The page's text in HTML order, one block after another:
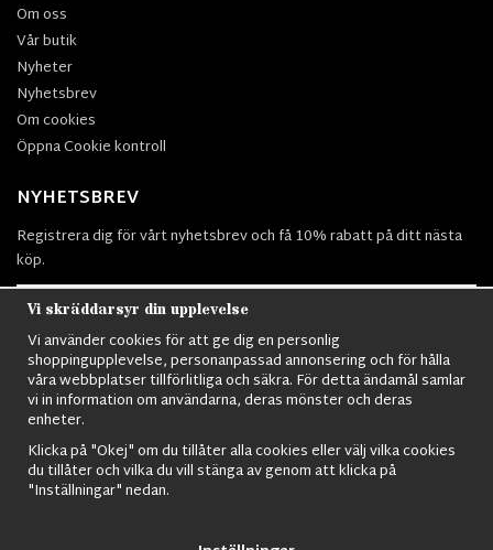
Om oss
Vår butik
Nyheter
Nyhetsbrev
Om cookies
Öppna Cookie kontroll
NYHETSBREV
Registrera dig för vårt nyhetsbrev och få 10% rabatt på ditt nästa
köp.
Prenumerera
Nordens största utbud avMilitärkläder,M90 kläder,Militärtöverskott,
Militärutrustning,Ordningsvakt utrustning,
Vi skräddarsyr din upplevelse
Vi använder cookies för att ge dig en personlig
shoppingupplevelse, personanpassad annonsering och för hålla
våra webbplatser tillförlitliga och säkra. För detta ändamål samlar
vi in information om användarna, deras mönster och deras
enheter.
Klicka på "Okej" om du tillåter alla cookies eller välj vilka cookies
du tillåter och vilka du vill stänga av genom att klicka på
"Inställningar" nedan.